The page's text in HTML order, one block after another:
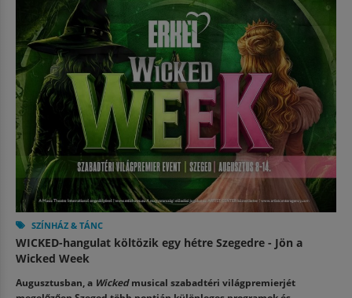
SZÍNHÁZ & TÁNC
WICKED-hangulat költözik egy hétre Szegedre - Jön a
Wicked Week
Augusztusban, a Wickedmusical szabadtéri világpremierjét